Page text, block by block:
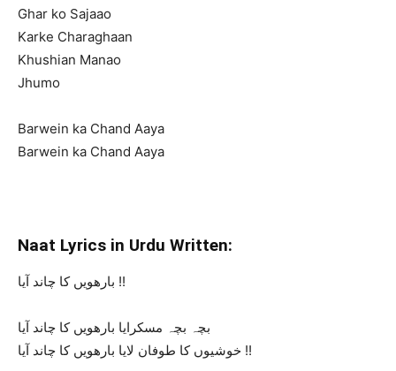
Ghar ko Sajaao
Karke Charaghaan
Khushian Manao
Jhumo
Barwein ka Chand Aaya
Barwein ka Chand Aaya
Naat Lyrics in Urdu Written:
بارھویں کا چاند آیا !!
بچہ بچہ مسکرایا بارھویں کا چاند آیا
خوشیوں کا طوفان لایا بارھویں کا چاند آیا !!